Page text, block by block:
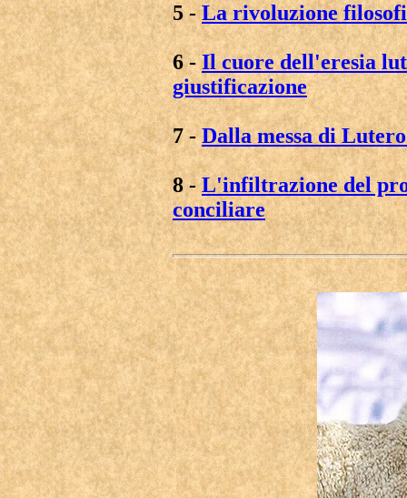
5 -La rivoluzione
6 -Il cuore dell'eresia
giustificazione
7 -Dalla messa di
8 -L'infiltrazione del
conciliare